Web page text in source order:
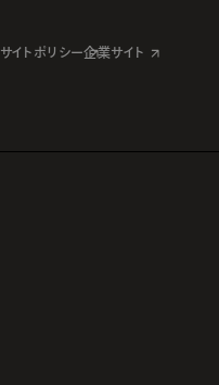
サイトポリシー企業サイト